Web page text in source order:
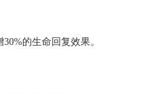
的生命回复效果。